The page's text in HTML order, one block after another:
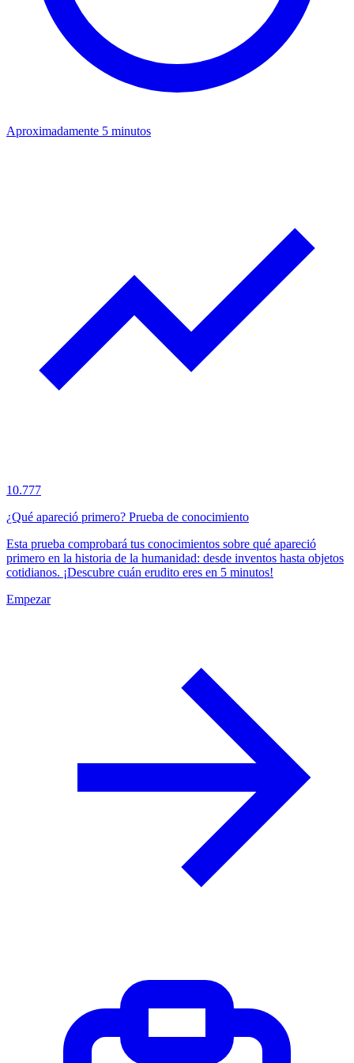
Aproximadamente 5 minutos
10.777
¿Qué apareció primero? Prueba de conocimiento
Esta prueba comprobará tus conocimientos sobre qué apareció
primero en la historia de la humanidad: desde inventos hasta objetos
cotidianos. ¡Descubre cuán erudito eres en 5 minutos!
Empezar